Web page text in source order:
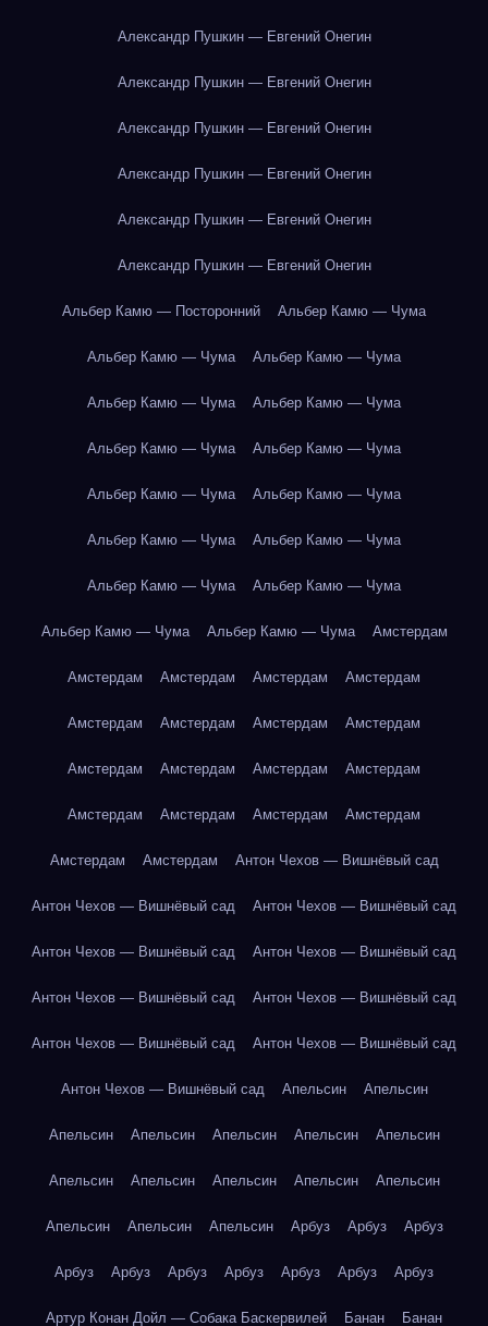
Александр Пушкин — Евгений Онегин
Александр Пушкин — Евгений Онегин
Александр Пушкин — Евгений Онегин
Александр Пушкин — Евгений Онегин
Александр Пушкин — Евгений Онегин
Александр Пушкин — Евгений Онегин
Альбер Камю — Посторонний Альбер Камю — Чума
Альбер Камю — Чума Альбер Камю — Чума
Альбер Камю — Чума Альбер Камю — Чума
Альбер Камю — Чума Альбер Камю — Чума
Альбер Камю — Чума Альбер Камю — Чума
Альбер Камю — Чума Альбер Камю — Чума
Альбер Камю — Чума Альбер Камю — Чума
Альбер Камю — Чума Альбер Камю — Чума Амстердам
Амстердам Амстердам Амстердам Амстердам
Амстердам Амстердам Амстердам Амстердам
Амстердам Амстердам Амстердам Амстердам
Амстердам Амстердам Амстердам Амстердам
Амстердам Амстердам Антон Чехов — Вишнёвый сад
Антон Чехов — Вишнёвый сад Антон Чехов — Вишнёвый сад
Антон Чехов — Вишнёвый сад Антон Чехов — Вишнёвый сад
Антон Чехов — Вишнёвый сад Антон Чехов — Вишнёвый сад
Антон Чехов — Вишнёвый сад Антон Чехов — Вишнёвый сад
Антон Чехов — Вишнёвый сад Апельсин Апельсин
Апельсин Апельсин Апельсин Апельсин Апельсин
Апельсин Апельсин Апельсин Апельсин Апельсин
Апельсин Апельсин Апельсин Арбуз Арбуз Арбуз
Арбуз Арбуз Арбуз Арбуз Арбуз Арбуз Арбуз
Артур Конан Дойл — Собака Баскервилей Банан Банан